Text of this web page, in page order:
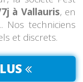
à Vallauris, en
Nos techniciens
et discrets.